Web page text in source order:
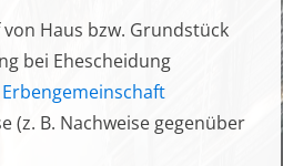
Haus bzw. Grundstück
bei Ehescheidung
(z. B. Nachweise gegenüber